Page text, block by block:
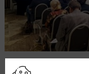
Walne